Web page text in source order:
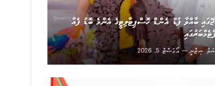
ބާއްވާ ފުޑް އެންޑް ހޮސްޕިޓާލިޓީގެ އެންމެ ބޮޑު ފެއާ
ޝިޒްނީ
އޯގަސްޓް 5, 2026